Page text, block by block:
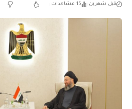
قبل شهرين 15 مشاهدات